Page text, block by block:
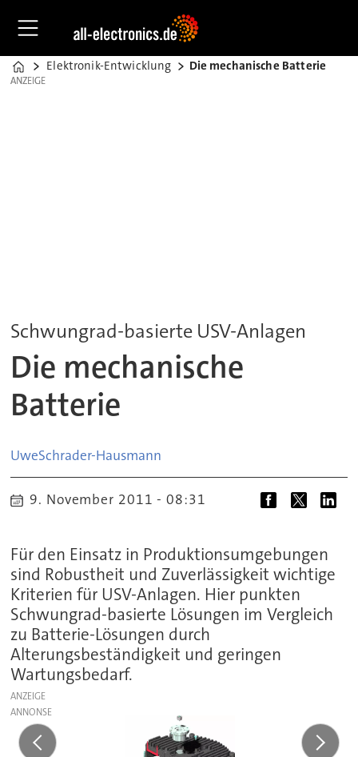
Home
Elektronik-Entwicklung Die mechanische Batterie
ANZEIGE
ANZEIGE
Schwungrad-basierte USV-Anlagen
Die mechanische
Batterie
UweSchrader-Hausmann
9. November 2011 - 08:31
Für den Einsatz in Produktionsumgebungen
sind Robustheit und Zuverlässigkeit wichtige
Kriterien für USV-Anlagen. Hier punkten
Schwungrad-basierte Lösungen im Vergleich
zu Batterie-Lösungen durch
Alterungsbeständigkeit und geringen
Wartungsbedarf.
ANZEIGE